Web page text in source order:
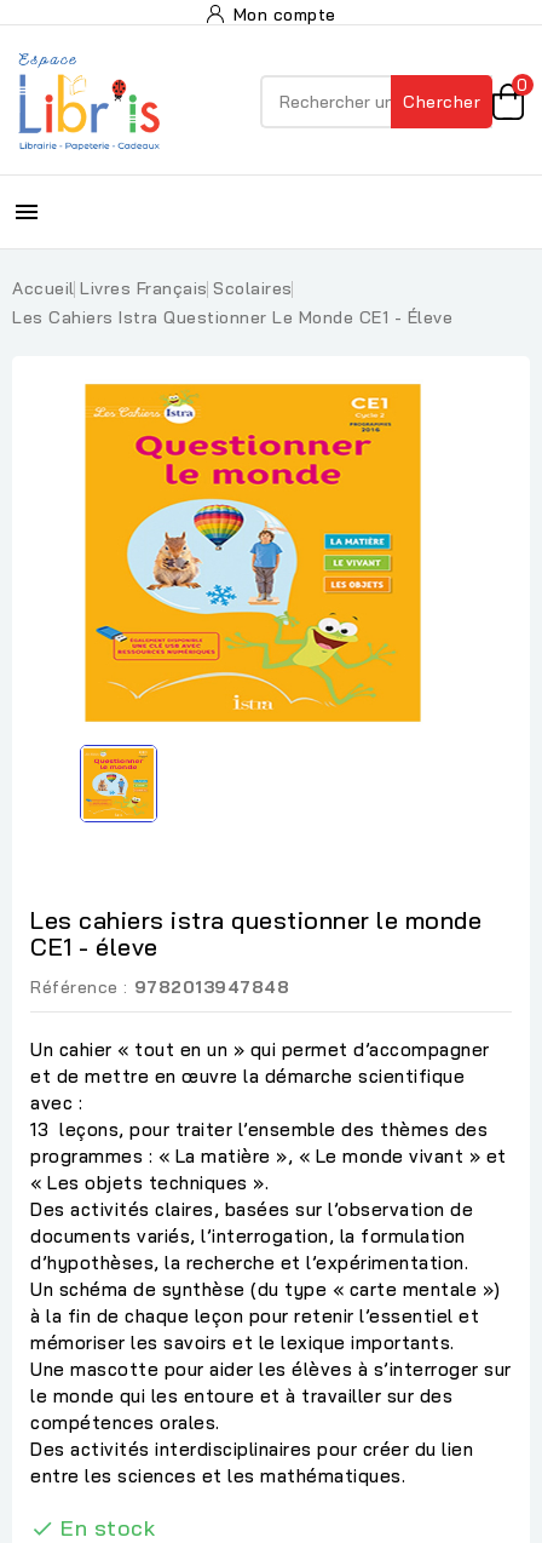
Mon compte
Chercher
0

Accueil Livres Français Scolaires
Les Cahiers Istra Questionner Le Monde CE1 - Éleve
Les cahiers istra questionner le monde
CE1 - éleve
Référence : 9782013947848
Un cahier « tout en un » qui permet d’accompagner
et de mettre en œuvre la démarche scientifique
avec :
13 leçons, pour traiter l’ensemble des thèmes des
programmes : « La matière », « Le monde vivant » et
« Les objets techniques ».
Des activités claires, basées sur l’observation de
documents variés, l’interrogation, la formulation
d’hypothèses, la recherche et l’expérimentation.
Un schéma de synthèse (du type « carte mentale »)
à la fin de chaque leçon pour retenir l’essentiel et
mémoriser les savoirs et le lexique importants.
Une mascotte pour aider les élèves à s’interroger sur
le monde qui les entoure et à travailler sur des
compétences orales.
Des activités interdisciplinaires pour créer du lien
entre les sciences et les mathématiques.
 En stock